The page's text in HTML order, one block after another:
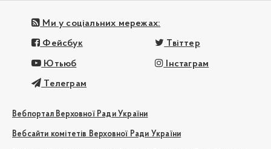
Ми у соціальних мережах:
Фейсбук Твіттер
Ютьюб Інстаграм
Телеграм
Вебпортал Верховної Ради України
Вебсайти комітетів Верховної Ради України